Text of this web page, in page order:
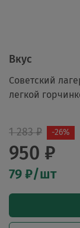
1 283 ₽
950 ₽
-26%
79 ₽/шт
Вкус
Советский
легкой